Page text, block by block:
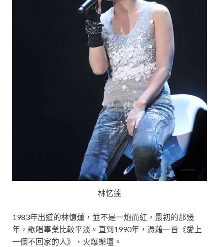
林忆莲
1983年出道的林憶蓮，並不是一炮而紅，最初的那幾
年，歌唱事業比較平淡。直到1990年，憑藉一首《愛上
一個不回家的人》，火爆樂壇。